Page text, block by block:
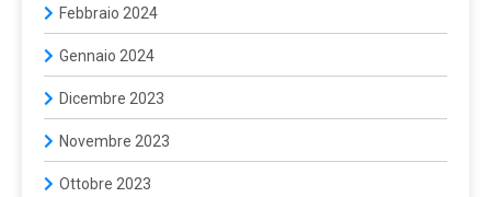
Febbraio 2024
Gennaio 2024
Dicembre 2023
Novembre 2023
Ottobre 2023